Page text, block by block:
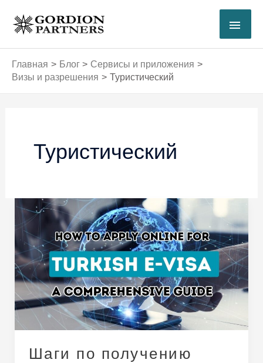
содержимому
Главная Блог
Сервисы и приложения
Визы и разрешения
Туристический
Туристический
Шаги по получению
Шаги
по
получению
турецкой
визы
через
Интернет:
подробная
инструкция